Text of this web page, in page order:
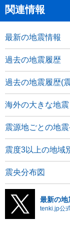
関連情報
最新の地震情報
過去の地震履歴
過去の地震履歴(
海外の大きな地震
震源地ごとの地
震度3以上の地域
震央分布図
最新の地
tenki.jp公